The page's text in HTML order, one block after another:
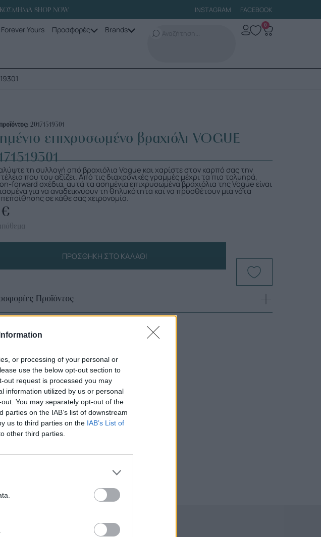
or processing of your personal or
use the below opt-out section to
out request is processed you may
information utilized by us or personal
You may separately opt-out of the
on the IAB’s list of downstream
us to third parties on the IAB’s List of
other third parties.
SHOP NOW INSTAGRAM FACEBOOK
Forever Yours Προσφορές Brands 0
20171519301
επιχρυσωμένο βραχιόλι VOGUE
τη συλλογή από βραχιόλια Vogue και χαρίστε στον καρπό σας την
που του αξίζει. Από τις διαχρονικές γραμμές μέχρι τα πιο τολμηρά,
forward σχέδια, αυτά τα ασημένια επιχρυσωμένα βραχιόλια της Vogue είναι
για να αναδεικνύουν τη θηλυκότητα και να προσθέτουν μια νότα
σε κάθε σας χειρονομία.
€
ΠΡΟΣΘΉΚΗ ΣΤΟ ΚΑΛΆΘΙ
Προϊόντος